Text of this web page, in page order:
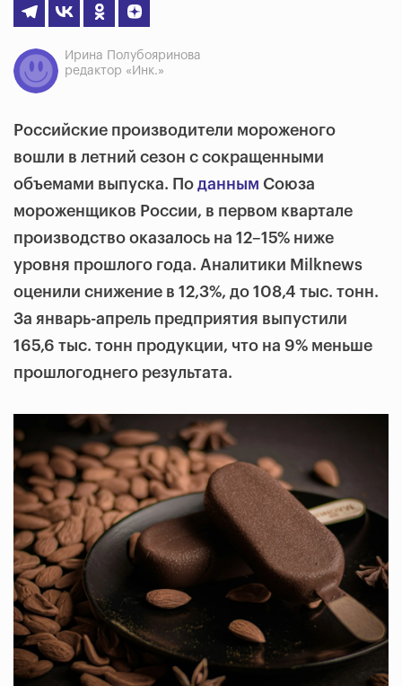
Ирина Полубояринова
редактор «Инк.»
Российские производители мороженого
вошли в летний сезон с сокращенными
объемами выпуска. По данным Союза
мороженщиков России, в первом квартале
производство оказалось на 12–15% ниже
уровня прошлого года. Аналитики Milknews
оценили снижение в 12,3%, до 108,4 тыс. тонн.
За январь-апрель предприятия выпустили
165,6 тыс. тонн продукции, что на 9% меньше
прошлогоднего результата.